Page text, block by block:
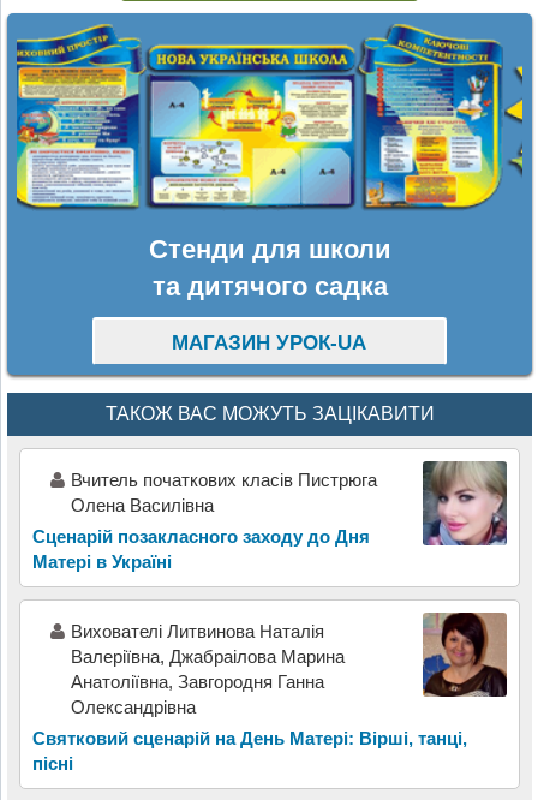
Стенди для школи
та дитячого садка
МАГАЗИН УРОК-UA
ТАКОЖ ВАС МОЖУТЬ ЗАЦІКАВИТИ
Вчитель початкових класів Пистрюга
Олена Василівна
Сценарій позакласного заходу до Дня
Матері в Україні
Вихователі Литвинова Наталія
Валеріївна, Джабраілова Марина
Анатоліївна, Завгородня Ганна
Олександрівна
Святковий сценарій на День Матері: Вірші, танці,
пісні